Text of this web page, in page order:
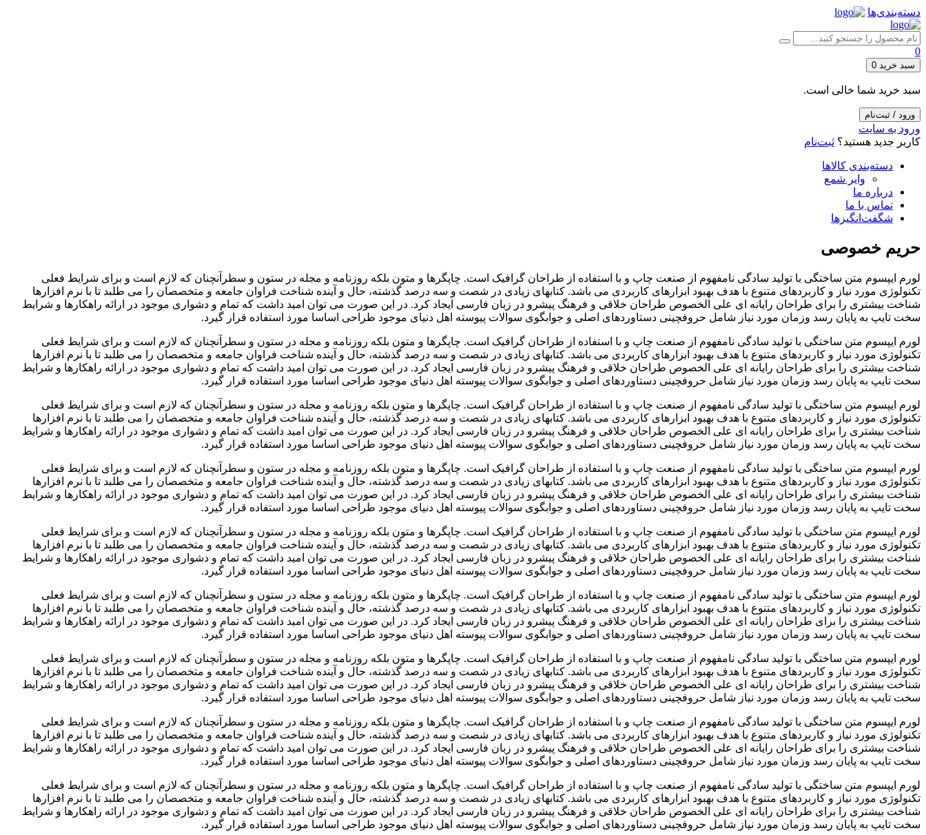
دسته‌بندی‌ها
0
سبد خرید 0
سبد خرید شما خالی است.
ورود / ثبت‌نام
ورود به سایت
کاربر جدید هستید؟ ثبت‌نام
دسته‌بندی کالاها
وایر شمع
درباره ما
تماس با ما
شگفت‌انگیزها
حریم خصوصی
لورم ایپسوم متن ساختگی با تولید سادگی نامفهوم از صنعت چاپ و با استفاده از طراحان گرافیک است. چاپگرها و متون بلکه روزنامه و مجله در ستون و سطرآنچنان که لازم است و برای شرایط فعلی
تکنولوژی مورد نیاز و کاربردهای متنوع با هدف بهبود ابزارهای کاربردی می باشد. کتابهای زیادی در شصت و سه درصد گذشته، حال و آینده شناخت فراوان جامعه و متخصصان را می طلبد تا با نرم افزارها
شناخت بیشتری را برای طراحان رایانه ای علی الخصوص طراحان خلاقی و فرهنگ پیشرو در زبان فارسی ایجاد کرد. در این صورت می توان امید داشت که تمام و دشواری موجود در ارائه راهکارها و شرایط
سخت تایپ به پایان رسد وزمان مورد نیاز شامل حروفچینی دستاوردهای اصلی و جوابگوی سوالات پیوسته اهل دنیای موجود طراحی اساسا مورد استفاده قرار گیرد.
لورم ایپسوم متن ساختگی با تولید سادگی نامفهوم از صنعت چاپ و با استفاده از طراحان گرافیک است. چاپگرها و متون بلکه روزنامه و مجله در ستون و سطرآنچنان که لازم است و برای شرایط فعلی
تکنولوژی مورد نیاز و کاربردهای متنوع با هدف بهبود ابزارهای کاربردی می باشد. کتابهای زیادی در شصت و سه درصد گذشته، حال و آینده شناخت فراوان جامعه و متخصصان را می طلبد تا با نرم افزارها
شناخت بیشتری را برای طراحان رایانه ای علی الخصوص طراحان خلاقی و فرهنگ پیشرو در زبان فارسی ایجاد کرد. در این صورت می توان امید داشت که تمام و دشواری موجود در ارائه راهکارها و شرایط
سخت تایپ به پایان رسد وزمان مورد نیاز شامل حروفچینی دستاوردهای اصلی و جوابگوی سوالات پیوسته اهل دنیای موجود طراحی اساسا مورد استفاده قرار گیرد.
لورم ایپسوم متن ساختگی با تولید سادگی نامفهوم از صنعت چاپ و با استفاده از طراحان گرافیک است. چاپگرها و متون بلکه روزنامه و مجله در ستون و سطرآنچنان که لازم است و برای شرایط فعلی
تکنولوژی مورد نیاز و کاربردهای متنوع با هدف بهبود ابزارهای کاربردی می باشد. کتابهای زیادی در شصت و سه درصد گذشته، حال و آینده شناخت فراوان جامعه و متخصصان را می طلبد تا با نرم افزارها
شناخت بیشتری را برای طراحان رایانه ای علی الخصوص طراحان خلاقی و فرهنگ پیشرو در زبان فارسی ایجاد کرد. در این صورت می توان امید داشت که تمام و دشواری موجود در ارائه راهکارها و شرایط
سخت تایپ به پایان رسد وزمان مورد نیاز شامل حروفچینی دستاوردهای اصلی و جوابگوی سوالات پیوسته اهل دنیای موجود طراحی اساسا مورد استفاده قرار گیرد.
لورم ایپسوم متن ساختگی با تولید سادگی نامفهوم از صنعت چاپ و با استفاده از طراحان گرافیک است. چاپگرها و متون بلکه روزنامه و مجله در ستون و سطرآنچنان که لازم است و برای شرایط فعلی
تکنولوژی مورد نیاز و کاربردهای متنوع با هدف بهبود ابزارهای کاربردی می باشد. کتابهای زیادی در شصت و سه درصد گذشته، حال و آینده شناخت فراوان جامعه و متخصصان را می طلبد تا با نرم افزارها
شناخت بیشتری را برای طراحان رایانه ای علی الخصوص طراحان خلاقی و فرهنگ پیشرو در زبان فارسی ایجاد کرد. در این صورت می توان امید داشت که تمام و دشواری موجود در ارائه راهکارها و شرایط
سخت تایپ به پایان رسد وزمان مورد نیاز شامل حروفچینی دستاوردهای اصلی و جوابگوی سوالات پیوسته اهل دنیای موجود طراحی اساسا مورد استفاده قرار گیرد.
لورم ایپسوم متن ساختگی با تولید سادگی نامفهوم از صنعت چاپ و با استفاده از طراحان گرافیک است. چاپگرها و متون بلکه روزنامه و مجله در ستون و سطرآنچنان که لازم است و برای شرایط فعلی
تکنولوژی مورد نیاز و کاربردهای متنوع با هدف بهبود ابزارهای کاربردی می باشد. کتابهای زیادی در شصت و سه درصد گذشته، حال و آینده شناخت فراوان جامعه و متخصصان را می طلبد تا با نرم افزارها
شناخت بیشتری را برای طراحان رایانه ای علی الخصوص طراحان خلاقی و فرهنگ پیشرو در زبان فارسی ایجاد کرد. در این صورت می توان امید داشت که تمام و دشواری موجود در ارائه راهکارها و شرایط
سخت تایپ به پایان رسد وزمان مورد نیاز شامل حروفچینی دستاوردهای اصلی و جوابگوی سوالات پیوسته اهل دنیای موجود طراحی اساسا مورد استفاده قرار گیرد.
لورم ایپسوم متن ساختگی با تولید سادگی نامفهوم از صنعت چاپ و با استفاده از طراحان گرافیک است. چاپگرها و متون بلکه روزنامه و مجله در ستون و سطرآنچنان که لازم است و برای شرایط فعلی
تکنولوژی مورد نیاز و کاربردهای متنوع با هدف بهبود ابزارهای کاربردی می باشد. کتابهای زیادی در شصت و سه درصد گذشته، حال و آینده شناخت فراوان جامعه و متخصصان را می طلبد تا با نرم افزارها
شناخت بیشتری را برای طراحان رایانه ای علی الخصوص طراحان خلاقی و فرهنگ پیشرو در زبان فارسی ایجاد کرد. در این صورت می توان امید داشت که تمام و دشواری موجود در ارائه راهکارها و شرایط
سخت تایپ به پایان رسد وزمان مورد نیاز شامل حروفچینی دستاوردهای اصلی و جوابگوی سوالات پیوسته اهل دنیای موجود طراحی اساسا مورد استفاده قرار گیرد.
لورم ایپسوم متن ساختگی با تولید سادگی نامفهوم از صنعت چاپ و با استفاده از طراحان گرافیک است. چاپگرها و متون بلکه روزنامه و مجله در ستون و سطرآنچنان که لازم است و برای شرایط فعلی
تکنولوژی مورد نیاز و کاربردهای متنوع با هدف بهبود ابزارهای کاربردی می باشد. کتابهای زیادی در شصت و سه درصد گذشته، حال و آینده شناخت فراوان جامعه و متخصصان را می طلبد تا با نرم افزارها
شناخت بیشتری را برای طراحان رایانه ای علی الخصوص طراحان خلاقی و فرهنگ پیشرو در زبان فارسی ایجاد کرد. در این صورت می توان امید داشت که تمام و دشواری موجود در ارائه راهکارها و شرایط
سخت تایپ به پایان رسد وزمان مورد نیاز شامل حروفچینی دستاوردهای اصلی و جوابگوی سوالات پیوسته اهل دنیای موجود طراحی اساسا مورد استفاده قرار گیرد.
لورم ایپسوم متن ساختگی با تولید سادگی نامفهوم از صنعت چاپ و با استفاده از طراحان گرافیک است. چاپگرها و متون بلکه روزنامه و مجله در ستون و سطرآنچنان که لازم است و برای شرایط فعلی
تکنولوژی مورد نیاز و کاربردهای متنوع با هدف بهبود ابزارهای کاربردی می باشد. کتابهای زیادی در شصت و سه درصد گذشته، حال و آینده شناخت فراوان جامعه و متخصصان را می طلبد تا با نرم افزارها
شناخت بیشتری را برای طراحان رایانه ای علی الخصوص طراحان خلاقی و فرهنگ پیشرو در زبان فارسی ایجاد کرد. در این صورت می توان امید داشت که تمام و دشواری موجود در ارائه راهکارها و شرایط
سخت تایپ به پایان رسد وزمان مورد نیاز شامل حروفچینی دستاوردهای اصلی و جوابگوی سوالات پیوسته اهل دنیای موجود طراحی اساسا مورد استفاده قرار گیرد.
لورم ایپسوم متن ساختگی با تولید سادگی نامفهوم از صنعت چاپ و با استفاده از طراحان گرافیک است. چاپگرها و متون بلکه روزنامه و مجله در ستون و سطرآنچنان که لازم است و برای شرایط فعلی
تکنولوژی مورد نیاز و کاربردهای متنوع با هدف بهبود ابزارهای کاربردی می باشد. کتابهای زیادی در شصت و سه درصد گذشته، حال و آینده شناخت فراوان جامعه و متخصصان را می طلبد تا با نرم افزارها
شناخت بیشتری را برای طراحان رایانه ای علی الخصوص طراحان خلاقی و فرهنگ پیشرو در زبان فارسی ایجاد کرد. در این صورت می توان امید داشت که تمام و دشواری موجود در ارائه راهکارها و شرایط
سخت تایپ به پایان رسد وزمان مورد نیاز شامل حروفچینی دستاوردهای اصلی و جوابگوی سوالات پیوسته اهل دنیای موجود طراحی اساسا مورد استفاده قرار گیرد.